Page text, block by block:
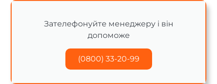
Зателефонуйте менеджеру і він
допоможе
(0800) 33-20-99